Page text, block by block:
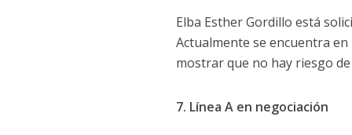
Elba Esther Gordillo está
Actualmente se encuentra
mostrar que no hay riesgo
7. Línea A en negociación